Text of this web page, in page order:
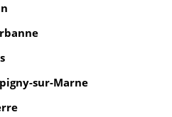
sur-Marne